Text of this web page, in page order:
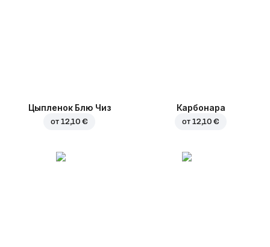
Цыпленок Блю Чиз
от 12,10 €
Карбонара
от 12,10 €